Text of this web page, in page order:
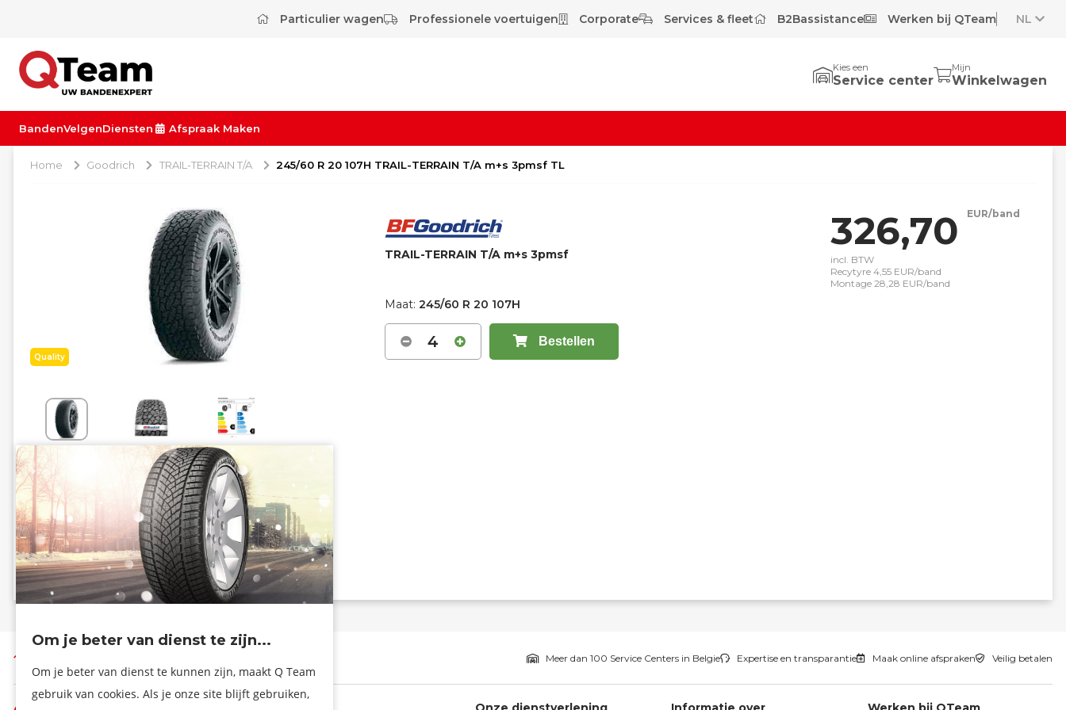
Om je beter van dienst te zijn...
Om je beter van dienst te kunnen zijn, maakt Q Team
gebruik van cookies. Als je onze site blijft gebruiken,
Particulier wagen Professionele voertuigen Corporate Services & fleet B2Bassistance Werken bij QTeam NL
Kies een
Service center
Mijn
Winkelwagen
BandenVelgenDiensten Afspraak Maken
Home Goodrich TRAIL-TERRAIN T/A 245/60 R 20 107H TRAIL-TERRAIN T/A m+s 3pmsf TL
Quality
D Energiezuinig E
B - 72 dB
Info eprel
TRAIL-TERRAIN T/A m+s 3pmsf
326,70 EUR/band
incl. BTW
Recytyre 4,55 EUR/band
Montage 28,28 EUR/band
Maat:245/60 R 20 107H
4 Bestellen
Meer dan 100 Service Centers in Belgie Expertise en transparantie Maak online afspraken Veilig betalen